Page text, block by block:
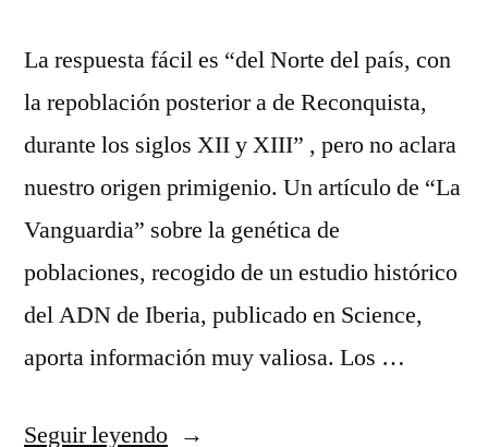
La respuesta fácil es “del Norte del país, con
la repoblación posterior a de Reconquista,
durante los siglos XII y XIII” , pero no aclara
nuestro origen primigenio. Un artículo de “La
Vanguardia” sobre la genética de
poblaciones, recogido de un estudio histórico
del ADN de Iberia, publicado en Science,
aporta información muy valiosa. Los …
Seguir leyendo«¿De